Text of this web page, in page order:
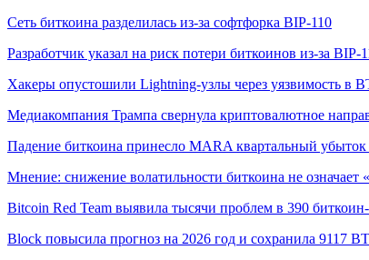
Сеть биткоина разделилась из-за софтфорка BIP-110
Разработчик указал на риск потери биткоинов из-за BIP-
Хакеры опустошили Lightning-узлы через уязвимость в
Медиакомпания Трампа свернула криптовалютное
Падение биткоина принесло MARA квартальный убыток
Мнение: снижение волатильности биткоина не означает
Bitcoin Red Team выявила тысячи проблем в 390
Block повысила прогноз на 2026 год и сохранила 9117